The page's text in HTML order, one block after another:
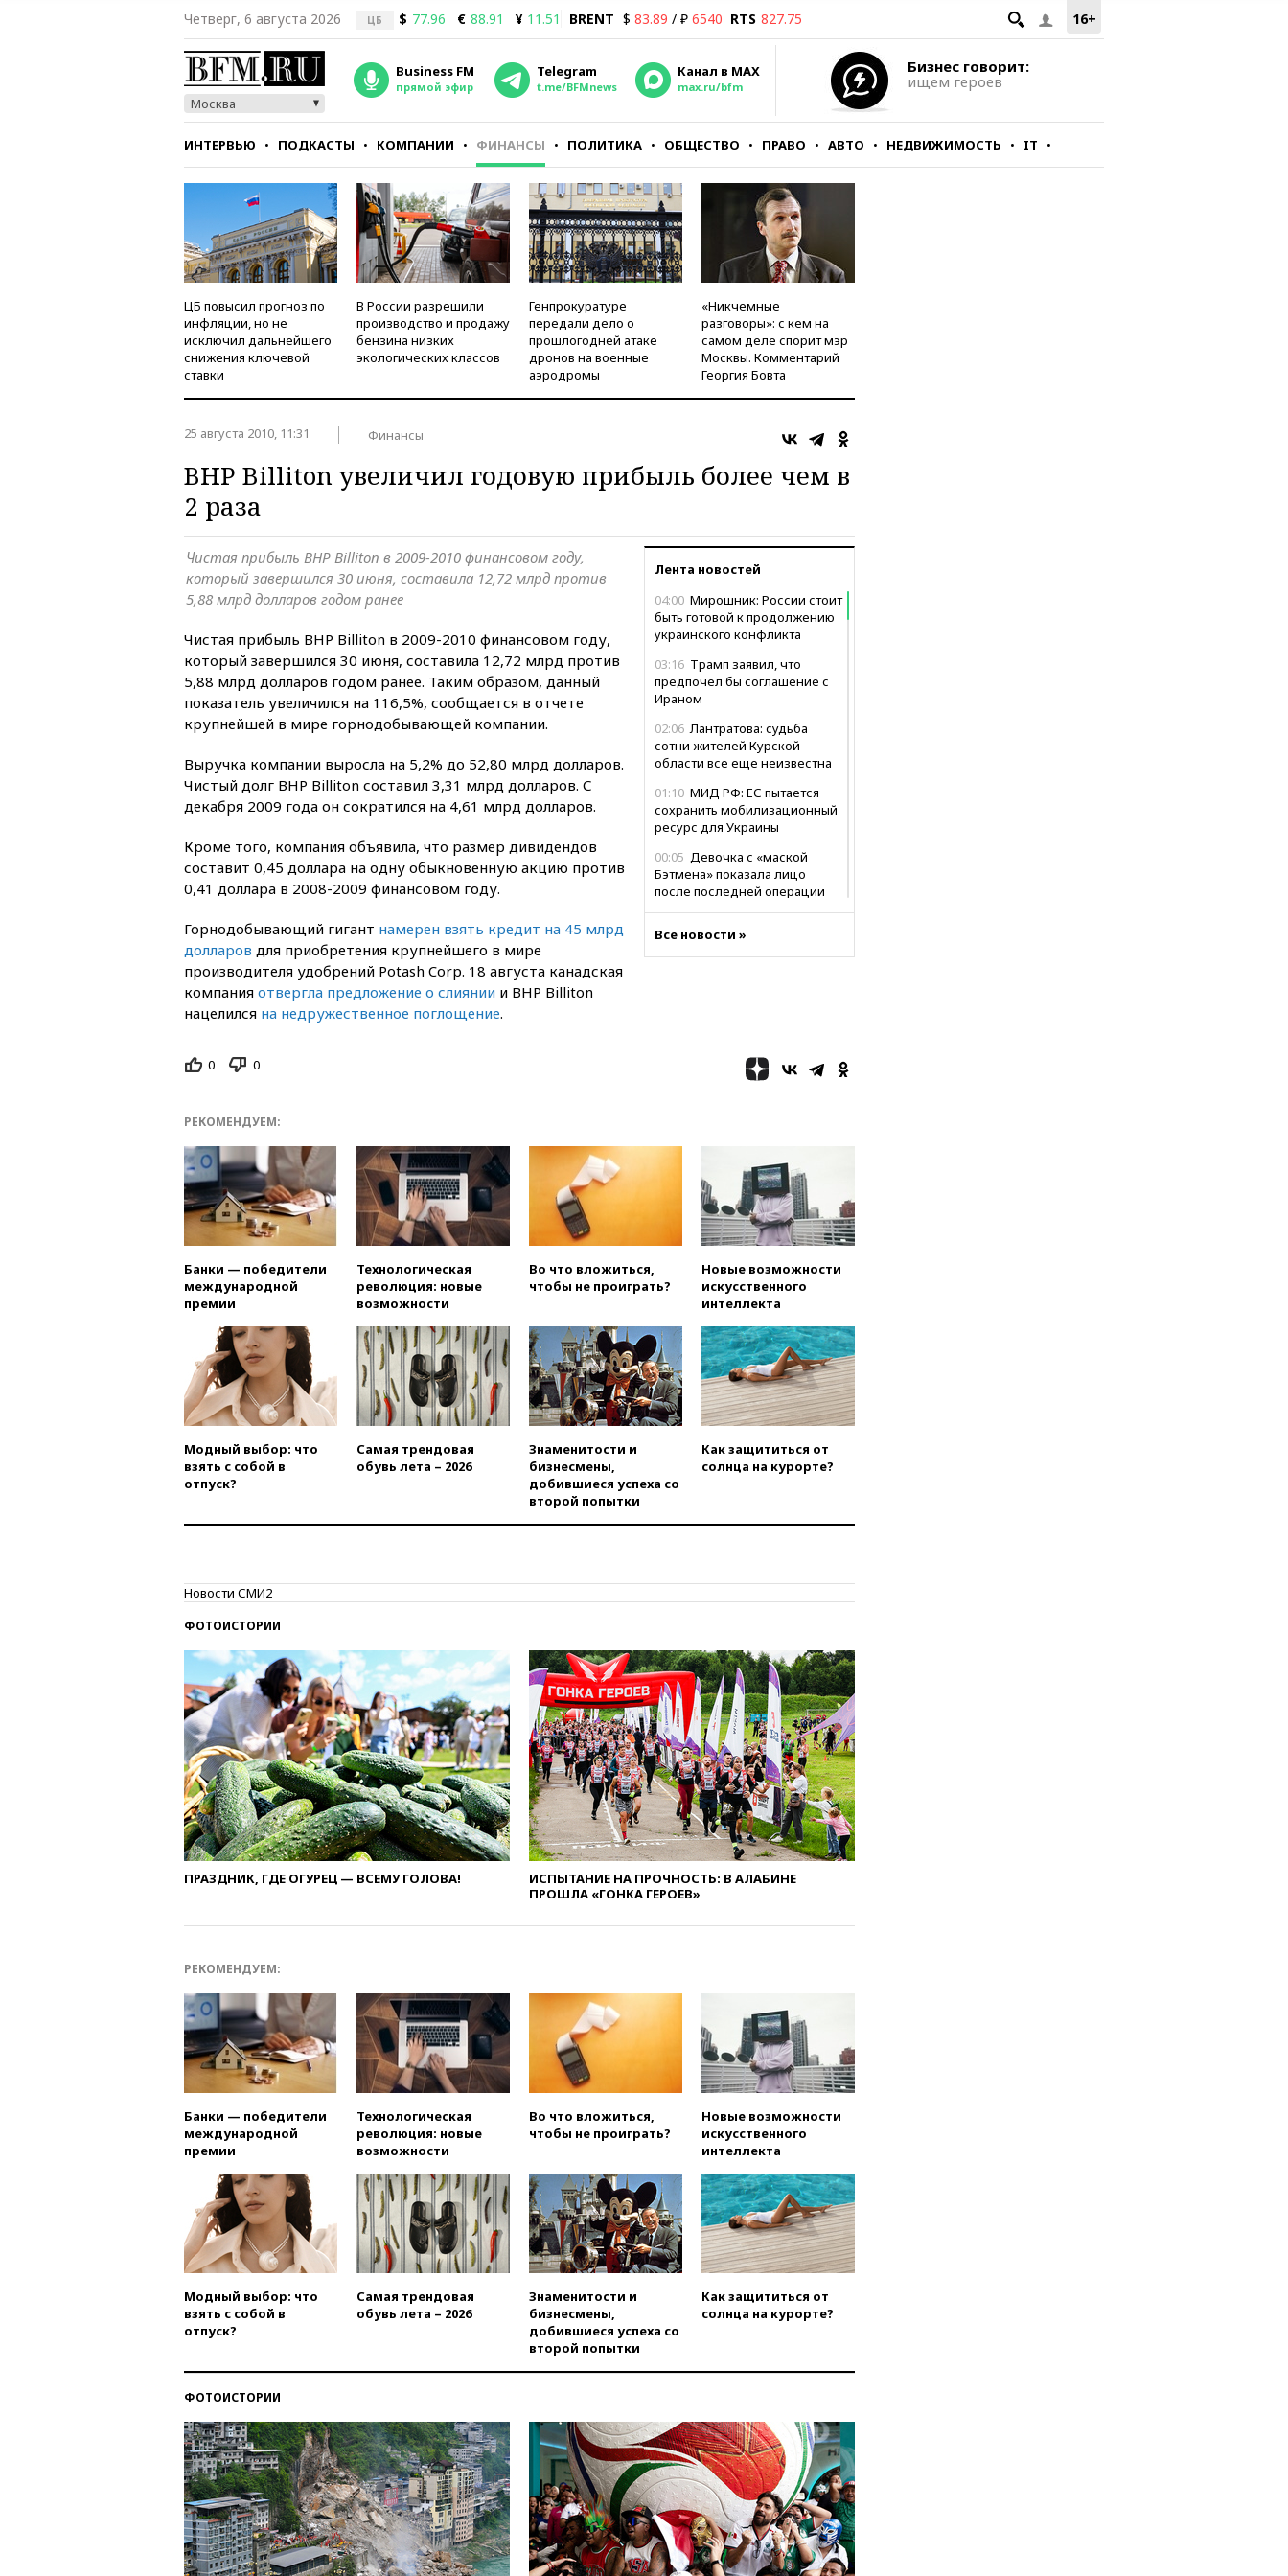
16+
Четверг, 6 августа 2026 ЦБ $ 77.96 € 88.91 ¥ 11.51 BRENT $ 83.89 / ₽ 6540 RTS 827.75
Москва
Business FM
прямой эфир
Telegram
t.me/BFMnews
Канал в MAX
max.ru/bfm
Бизнес говорит:
ищем героев
ИНТЕРВЬЮ ПОДКАСТЫ КОМПАНИИ ФИНАНСЫ ПОЛИТИКА ОБЩЕСТВО ПРАВО АВТО НЕДВИЖИМОСТЬ IT
СТИЛЬ ТЕСТЫ
ЦБ повысил прогноз по
инфляции, но не
исключил дальнейшего
снижения ключевой
ставки
В России разрешили
производство и продажу
бензина низких
экологических классов
Генпрокуратуре
передали дело о
прошлогодней атаке
дронов на военные
аэродромы
«Никчемные
разговоры»: с кем на
самом деле спорит мэр
Москвы. Комментарий
Георгия Бовта
25 августа 2010, 11:31 Финансы
BHP Billiton увеличил годовую прибыль более чем в
2 раза
Лента новостей
04:00 Мирошник: России стоит
быть готовой к продолжению
украинского конфликта
03:16 Трамп заявил, что
предпочел бы соглашение с
Ираном
02:06 Лантратова: судьба
сотни жителей Курской
области все еще неизвестна
01:10 МИД РФ: ЕС пытается
сохранить мобилизационный
ресурс для Украины
00:05 Девочка с «маской
Бэтмена» показала лицо
после последней операции
историка Артема Кирпиченка
арестовали в Израиле
X о миграционном кризисе в
Сеуте набрал миллион
банкротство «Кванта» не
означает прекращения
производства телевизоров в
вчера, 22:35Семь грузовых
вагонов сошли с рельсов в
Оренбургской области
вчера, 22:22Минфин: в июле
выросли нефтегазовые
доходы российского бюджета
вчера, 22:15Аксаков: ЦБ
согласовал первый стандарт
исламского банкинга
вчера, 21:43Организаторы
подтвердили, что конкурс
пройдет в Саудовской Аравии
подготовили концепцию
вчера, 21:21Правительство
РФ разрешило продажу
вчера, 21:15Путин обсудил с
Машковым 150-летие Союза
театральных деятелей
вчера, 20:47 Newsweek:
«взрывная» диарея охватила
47 из 50 штатов США
вчера, 20:35ПВО за 12 часов
сбила 200 украинских
беспилотников
вчера, 20:20Третий комплект
золотых медалей выиграли на
ЧЕ российские синхронистки
вчера, 20:15ТАСС: жизни
снова отключилось
электричество
вчера, 20:00Зеленский связал
дефицит ракет с попыткой
уступкам
вчера, 19:45 Памфилова: ЦИК
меры безопасности во время
выборов
вчера, 19:35Памфилова
сообщила об омоложении
партийных списков на выборах
вчера, 19:25 Путин
прокомментировал первый
единому дню голосования
вчера, 18:56Wildberries
отрицает перенос основной
логистики за пределы России
вчера, 18:45Крупнейший
склад маркетплейса Rozetka
сгорел под Киевом
Все новости »
Чистая прибыль BHP Billiton в 2009-2010 финансовом году,
который завершился 30 июня, составила 12,72 млрд против
5,88 млрд долларов годом ранее
Чистая прибыль BHP Billiton в 2009-2010 финансовом году,
который завершился 30 июня, составила 12,72 млрд против
5,88 млрд долларов годом ранее. Таким образом, данный
показатель увеличился на 116,5%, сообщается в отчете
крупнейшей в мире горнодобывающей компании.
Выручка компании выросла на 5,2% до 52,80 млрд долларов.
Чистый долг BHP Billiton составил 3,31 млрд долларов. С
декабря 2009 года он сократился на 4,61 млрд долларов.
Кроме того, компания объявила, что размер дивидендов
составит 0,45 доллара на одну обыкновенную акцию против
0,41 доллара в 2008-2009 финансовом году.
Горнодобывающий гигант намерен взять кредит на 45 млрд
долларов для приобретения крупнейшего в мире
производителя удобрений Potash Corp. 18 августа канадская
компания отвергла предложение о слиянии и BHP Billiton
нацелился на недружественное поглощение.
0 0
РЕКОМЕНДУЕМ:
Банки — победители
международной
премии
Технологическая
революция: новые
возможности
Во что вложиться,
чтобы не проиграть?
Новые возможности
искусственного
интеллекта
Модный выбор: что
взять с собой в
отпуск?
Самая трендовая
обувь лета – 2026
Знаменитости и
бизнесмены,
добившиеся успеха со
второй попытки
Как защититься от
солнца на курорте?
Новости СМИ2
ФОТОИСТОРИИ
ПРАЗДНИК, ГДЕ ОГУРЕЦ — ВСЕМУ ГОЛОВА!
ИСПЫТАНИЕ НА ПРОЧНОСТЬ: В АЛАБИНЕ
ПРОШЛА «ГОНКА ГЕРОЕВ»
РЕКОМЕНДУЕМ:
Банки — победители
международной
премии
Технологическая
революция: новые
возможности
Во что вложиться,
чтобы не проиграть?
Новые возможности
искусственного
интеллекта
Модный выбор: что
взять с собой в
отпуск?
Самая трендовая
обувь лета – 2026
Знаменитости и
бизнесмены,
добившиеся успеха со
второй попытки
Как защититься от
солнца на курорте?
ФОТОИСТОРИИ